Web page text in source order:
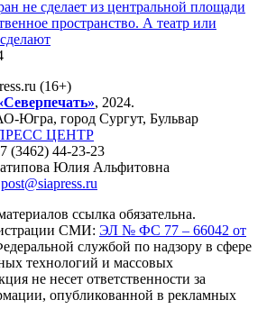
не сделает из центральной площади
пространство. А театр или
(16+)
, 2024.
Югра, город Сургут, Бульвар
ЦЕНТР
(3462) 44-23-23
Юлия Альфитовна
post@siapress.ru
ссылка обязательна.
СМИ: ЭЛ № ФС 77 – 66042 от
службой по надзору в сфере
технологий и массовых
не несет ответственности за
опубликованной в рекламных